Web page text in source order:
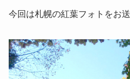
今回は札幌の紅葉フォトをお送